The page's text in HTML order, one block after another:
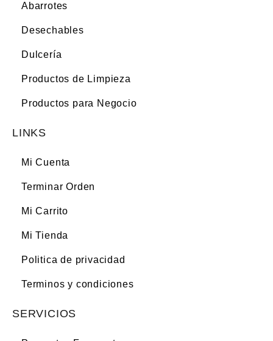
Abarrotes
Desechables
Dulcería
Productos de Limpieza
Productos para Negocio
LINKS
Mi Cuenta
Terminar Orden
Mi Carrito
Mi Tienda
Politica de privacidad
Terminos y condiciones
SERVICIOS